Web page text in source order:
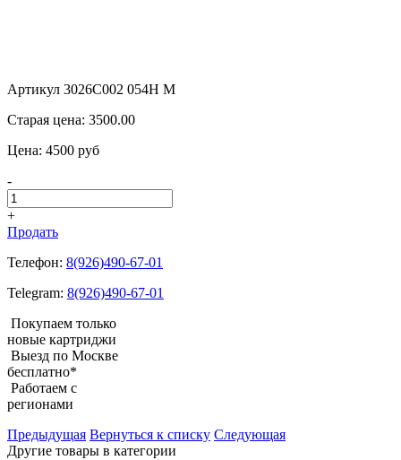
Артикул 3026C002 054H M
Старая цена: 3500.00
Цена: 4500 pуб
-
+
Продать
Телефон: 8(926)490-67-01
Telegram: 8(926)490-67-01
Покупаем только
новые картриджи
Выезд по Москве
бесплатно*
Работаем с
регионами
Предыдущая Вернуться к списку Следующая
Другие товары в категории